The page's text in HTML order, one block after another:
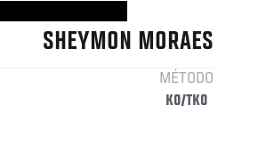
SHEYMON MORAES
MÉTODO
KO/TKO